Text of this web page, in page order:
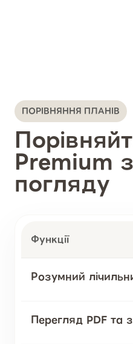
ПОРІВНЯННЯ ПЛАНІВ
Premium
погляду
Функції
Розумний
Перегляд PDF та